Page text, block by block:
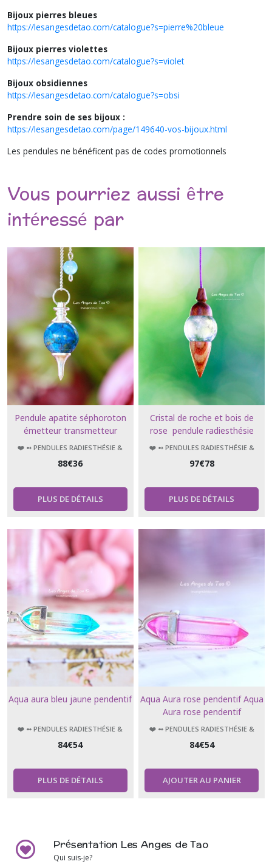
Bijoux pierres bleues
https://lesangesdetao.com/catalogue?s=pierre%20bleue
Bijoux pierres violettes
https://lesangesdetao.com/catalogue?s=violet
Bijoux obsidiennes
https://lesangesdetao.com/catalogue?s=obsi
Prendre soin de ses bijoux :
https://lesangesdetao.com/page/149640-vos-bijoux.html
Les pendules ne bénéficent pas de codes promotionnels
Vous pourriez aussi être
intéressé par
Pendule apatite séphoroton
émetteur transmetteur
❤️ ➻ PENDULES RADIESTHÉSIE &
88€36
PLUS DE DÉTAILS
Cristal de roche et bois de
rose pendule radiesthésie
géobiologie sacrée divinatoire
❤️ ➻ PENDULES RADIESTHÉSIE &
97€78
PLUS DE DÉTAILS
Aqua aura bleu jaune pendentif
❤️ ➻ PENDULES RADIESTHÉSIE &
84€54
PLUS DE DÉTAILS
Aqua Aura rose pendentif Aqua
Aura rose pendentif
❤️ ➻ PENDULES RADIESTHÉSIE &
84€54
AJOUTER AU PANIER
Présentation Les Anges de Tao
Qui suis-je?